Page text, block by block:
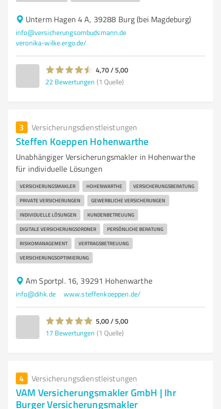
Unterm Hagen 4 A, 39288 Burg (bei Magdeburg)
info@versicherungsombudsmann.de
veronika-wilke.ergo.de/
4,70 / 5,00
22 Bewertungen (1 Quelle)
3 Versicherungsdienstleistungen
Steffen Koeppen Hohenwarthe
Unabhängiger Versicherungsmakler in Hohenwarthe
für individuelle Lösungen
VERSICHERUNGSMAKLER HOHENWARTHE VERSICHERUNGSBERATUNG
PRIVATE VERSICHERUNGEN GEWERBLICHE VERSICHERUNGEN
INDIVIDUELLE LÖSUNGEN KUNDENBETREUUNG
DIGITALE VERSICHERUNGSORDNER PERSÖNLICHE BERATUNG
RISIKOMANAGEMENT VERTRAGSBETREUUNG
VERSICHERUNGSOPTIMIERUNG
Am Sportpl. 16, 39291 Hohenwarthe
info@dihk.de www.steffenkoeppen.de/
5,00 / 5,00
17 Bewertungen (1 Quelle)
4 Versicherungsdienstleistungen
VAM Versicherungsmakler GmbH | Ihr
Burger Versicherungsmakler